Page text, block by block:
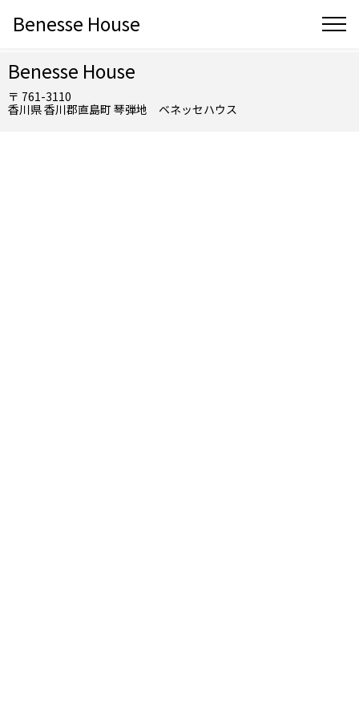
Benesse House
Benesse House
〒 761-3110
香川県 香川郡直島町 琴弾地 ベネッセハウス